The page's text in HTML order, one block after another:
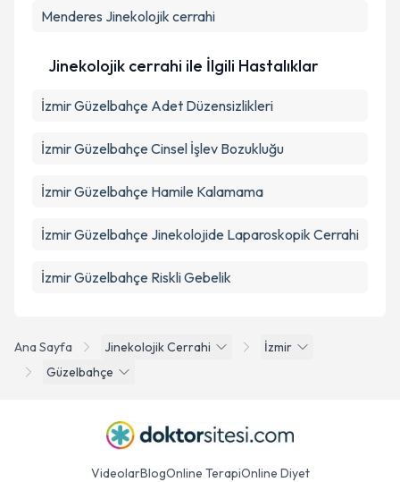
Ana Sayfa Jinekolojik Cerrahi
İzmir
Güzelbahçe
Menderes Jinekolojik cerrahi
Jinekolojik cerrahi ile İlgili Hastalıklar
İzmir Güzelbahçe Adet Düzensizlikleri
İzmir Güzelbahçe Cinsel İşlev Bozukluğu
İzmir Güzelbahçe Hamile Kalamama
İzmir Güzelbahçe Jinekolojide Laparoskopik Cerrahi
İzmir Güzelbahçe Riskli Gebelik
VideolarBlogOnline TerapiOnline Diyet